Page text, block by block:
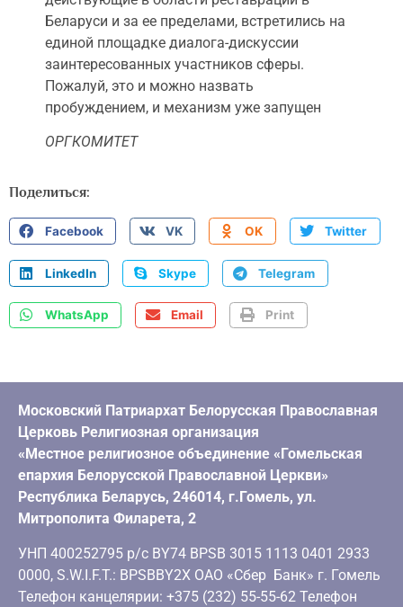
Беларуси и за ее пределами, встретились на
единой площадке диалога-дискуссии
заинтересованных участников сферы.
Пожалуй, это и можно назвать
пробуждением, и механизм уже запущен
ОРГКОМИТЕТ
Поделиться:
Facebook VK OK Twitter
LinkedIn Skype Telegram
WhatsApp Email Print
Московский Патриархат Белорусская Православная
Церковь Религиозная организация
«Местное религиозное объединение «Гомельская
епархия Белорусской Православной Церкви»
Республика Беларусь, 246014, г.Гомель, ул.
Митрополита Филарета, 2
УНП 400252795 р/с BY74 BPSB 3015 1113 0401 2933
0000, S.W.I.F.T.: BPSBBY2X ОАО «Сбер Банк» г. Гомель
Телефон канцелярии: +375 (232) 55-55-62 Телефон